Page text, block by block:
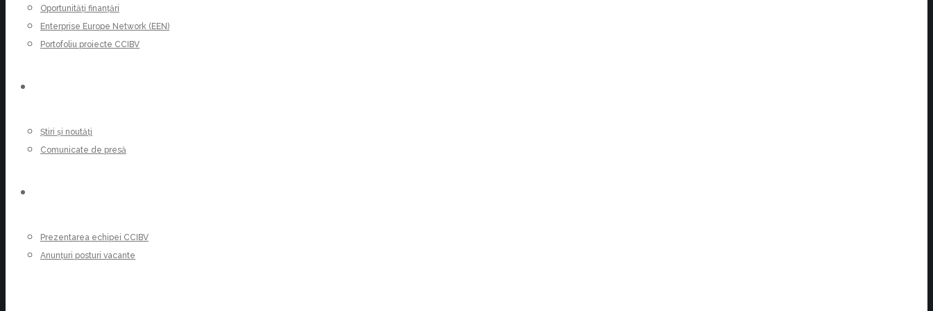
Oportunități finanțări
Enterprise Europe Network (EEN)
Portofoliu proiecte CCIBV
Știri și noutăți
Comunicate de presă
Prezentarea echipei CCIBV
Anunțuri posturi vacante